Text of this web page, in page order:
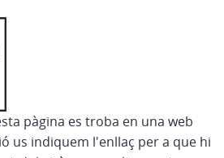
pàgina es troba en una web
us indiquem l'enllaç per a que hi